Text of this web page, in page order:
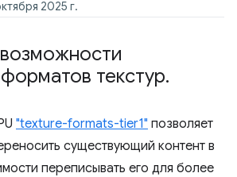
2025 г.
текстур.
"texture-formats-tier1" позволяет
существующий контент в
переписывать его для более